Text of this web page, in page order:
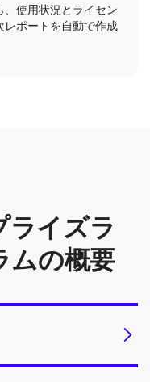
使用状況とライセン
ポートを自動で作成
ライズラ
ムの概要